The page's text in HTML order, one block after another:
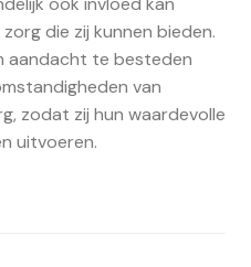
die zij kunnen bieden.
aandacht te besteden
van
zodat zij hun waardevolle
uitvoeren.